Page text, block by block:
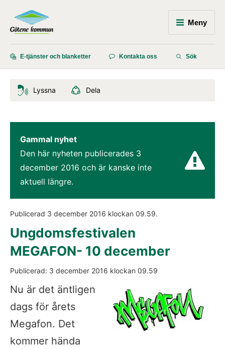
Meny
E-tjänster och blanketter Kontakta oss Sök
Lyssna Dela
Gammal nyhet
Den här nyheten publicerades 3
december 2016 och är kanske inte
aktuell längre.
Publicerad 3 december 2016 klockan 09.59.
Ungdomsfestivalen
MEGAFON- 10 december
Publicerad: 3 december 2016 klockan 09.59
Nu är det äntligen
dags för årets
Megafon. Det
kommer hända